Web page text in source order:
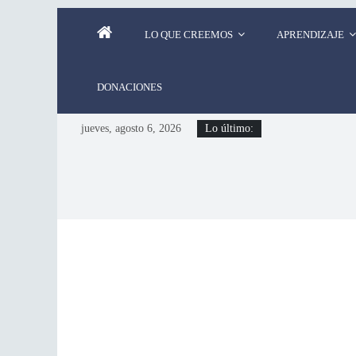
LO QUE CREEMOS APRENDIZAJE
DONACIONES
jueves, agosto 6, 2026 Lo último: